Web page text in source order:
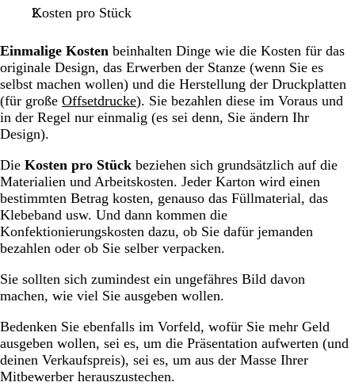
Kosten pro Stück
Einmalige Kosten beinhalten Dinge wie die Kosten für das
originale Design, das Erwerben der Stanze (wenn Sie es
selbst machen wollen) und die Herstellung der Druckplatten
(für große Offsetdrucke). Sie bezahlen diese im Voraus und
in der Regel nur einmalig (es sei denn, Sie ändern Ihr
Design).
Die Kosten pro Stück beziehen sich grundsätzlich auf die
Materialien und Arbeitskosten. Jeder Karton wird einen
bestimmten Betrag kosten, genauso das Füllmaterial, das
Klebeband usw. Und dann kommen die
Konfektionierungskosten dazu, ob Sie dafür jemanden
bezahlen oder ob Sie selber verpacken.
Sie sollten sich zumindest ein ungefähres Bild davon
machen, wie viel Sie ausgeben wollen.
Bedenken Sie ebenfalls im Vorfeld, wofür Sie mehr Geld
ausgeben wollen, sei es, um die Präsentation aufwerten (und
deinen Verkaufspreis), sei es, um aus der Masse Ihrer
Mitbewerber herauszustechen.